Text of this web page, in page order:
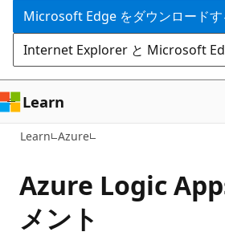
ツ
に
ス
キ
ッ
プ
Microsoft Edge をダウンロードす
Internet Explorer と Microsoft
Learn
Learn Azure
Azure Logic
メント